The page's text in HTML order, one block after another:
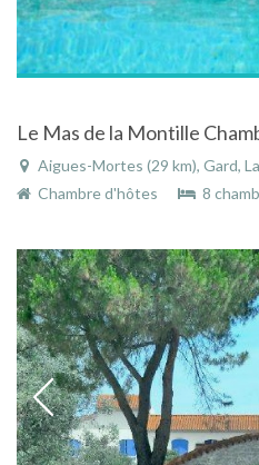
Aigues-Mortes (29 km), Gard,
Chambre d'hôtes
8